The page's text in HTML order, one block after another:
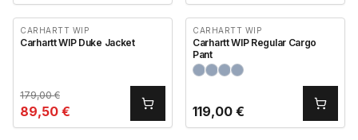
CARHARTT WIP
Carhartt WIP Duke Jacket
179,00€
89,50 €
CARHARTT WIP
Carhartt WIP Regular Cargo
Pant
119,00 €